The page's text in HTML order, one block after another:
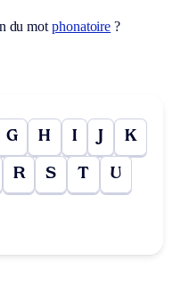
du mot phonatoire ?
G H I J K
R S T U